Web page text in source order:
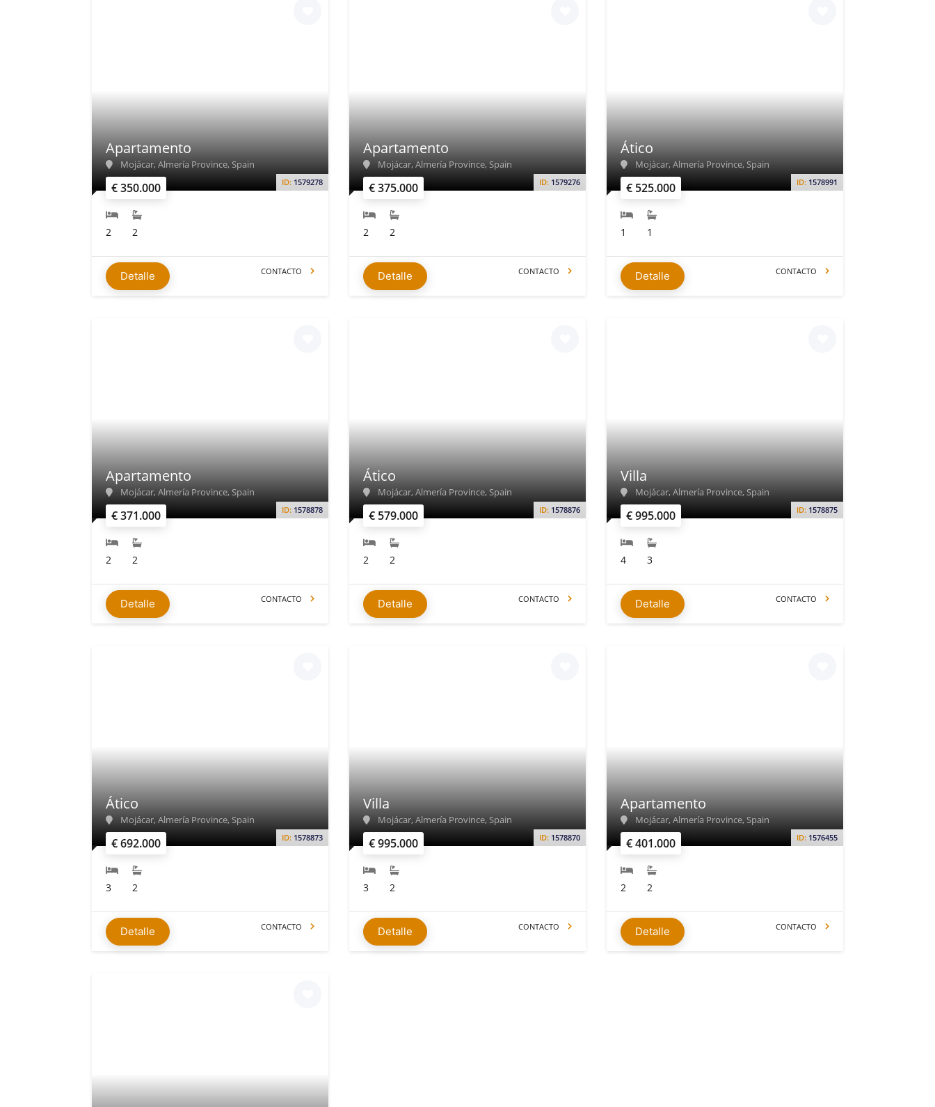
€ 350.000 ID: 1579278
Apartamento
Mojácar, Almería Province, Spain
2 2
Detalle CONTACTO
€ 375.000 ID: 1579276
Apartamento
Mojácar, Almería Province, Spain
2 2
Detalle CONTACTO
€ 525.000 ID: 1578991
Ático
Mojácar, Almería Province, Spain
1 1
Detalle CONTACTO
€ 371.000 ID: 1578878
Apartamento
Mojácar, Almería Province, Spain
2 2
Detalle CONTACTO
€ 579.000 ID: 1578876
Ático
Mojácar, Almería Province, Spain
2 2
Detalle CONTACTO
€ 995.000 ID: 1578875
Villa
Mojácar, Almería Province, Spain
4 3
Detalle CONTACTO
€ 692.000 ID: 1578873
Ático
Mojácar, Almería Province, Spain
3 2
Detalle CONTACTO
€ 995.000 ID: 1578870
Villa
Mojácar, Almería Province, Spain
3 2
Detalle CONTACTO
€ 401.000 ID: 1576455
Apartamento
Mojácar, Almería Province, Spain
2 2
Detalle CONTACTO